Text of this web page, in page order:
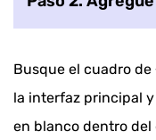
Busque el cuadro
la interfaz principal
en blanco dentro del